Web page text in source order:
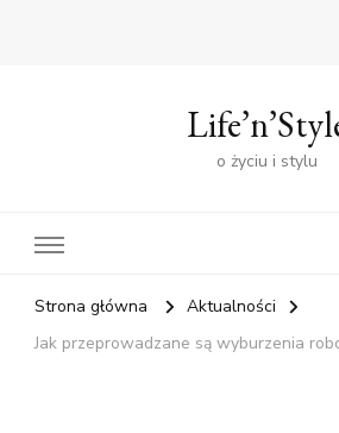
o życiu i stylu
Strona główna
Aktualności
Jak przeprowadzane są wyburzenia